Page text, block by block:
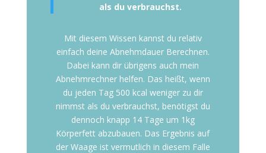
als du verbrauchst.
Mit diesem Wissen kannst du relativ
einfach deine Abnehmdauer Berechnen.
Dabei kann dir übrigens auch mein
Abnehmrechner helfen. Das heißt, wenn
du jeden Tag 500 kcal weniger zu dir
nimmst als du verbrauchst, benötigst du
dennoch knapp 14 Tage um 1kg
Körperfett abzubauen. Das Ergebnis auf
der Waage ist vermutlich in diesem Falle